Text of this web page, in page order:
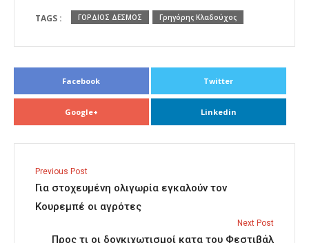
TAGS : ΓΟΡΔΙΟΣ ΔΕΣΜΟΣ Γρηγόρης Κλαδούχος
Facebook Twitter
Google+ Linkedin
Previous Post
Για στοχευμένη ολιγωρία εγκαλούν τον
Κουρεμπέ οι αγρότες
Next Post
Προς τι οι δονκιχωτισμοί κατα του Φεστιβάλ